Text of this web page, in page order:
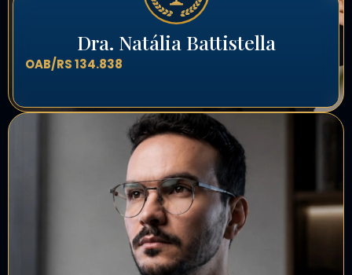
Dra. Natália Battistella
OAB/RS 134.838